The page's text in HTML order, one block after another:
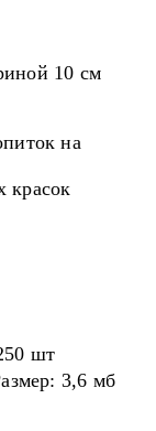
10 см
на
красок
шт
3,6 мб